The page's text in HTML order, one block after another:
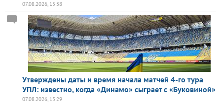
07.08.2026, 15:38
Утверждены даты и время начала матчей 4-го тура
УПЛ: известно, когда «Динамо» сыграет с «Буковиной»
07.08.2026, 15:29